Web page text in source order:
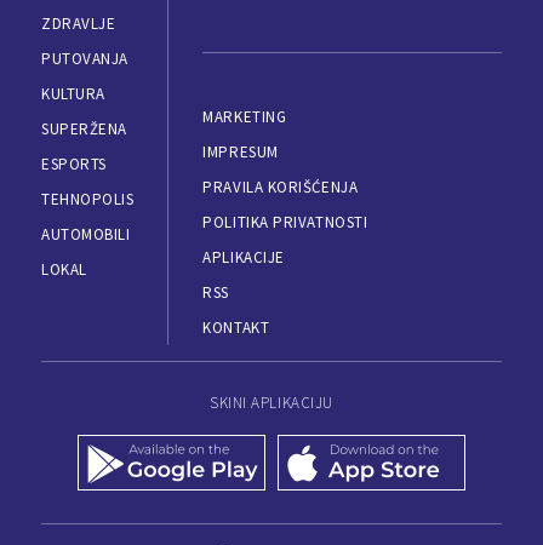
ZDRAVLJE
PUTOVANJA
KULTURA
SUPERŽENA
ESPORTS
TEHNOPOLIS
AUTOMOBILI
LOKAL
MARKETING
IMPRESUM
PRAVILA KORIŠĆENJA
POLITIKA PRIVATNOSTI
APLIKACIJE
RSS
KONTAKT
SKINI APLIKACIJU